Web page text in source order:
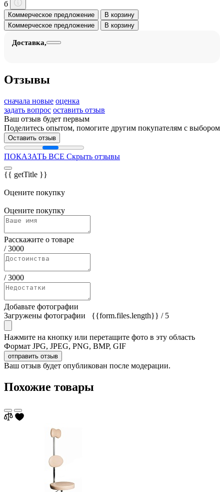
б
Коммерческое предложение
В корзину
Коммерческое предложение
В корзину
Доставка,
Отзывы
сначала новые оценка
задать вопрос оставить отзыв
Ваш отзыв будет первым
Поделитесь опытом, помогите другим покупателям с выбором
Оставить отзыв
ПОКАЗАТЬ ВСЕ Скрыть отзывы
{{ getTitle }}
Оцените покупку
Оцените покупку
Расскажите о товаре
/3000
/3000
Добавьте фотографии
Загружены фотографии
{{form.files.length}} / 5
Нажмите на кнопку или перетащите фото в эту область
Формат JPG, JPEG, PNG, BMP, GIF
отправить отзыв
Ваш отзыв будет опубликован после модерации.
Похожие товары